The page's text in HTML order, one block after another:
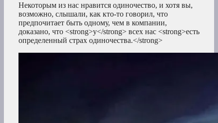
Некоторым из нас нравится одиночество, и хотя вы,
возможно, слышали, как кто-то говорил, что
предпочитает быть одному, чем в компании,
доказано, что <strong>у</strong> всех нас <strong>есть
определенный страх одиночества.</strong>